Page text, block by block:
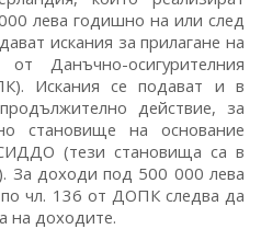
лева годишно на или след
искания за прилагане на
Данъчно-осигурителния
Искания се подават и в
действие, за
становище на основание
(тези становища са в
За доходи под 500 000 лева
чл. 136 от ДОПК следва да
на доходите.